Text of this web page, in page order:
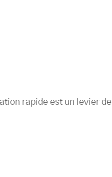
rapide est un levier de